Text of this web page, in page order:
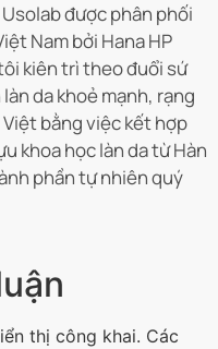
được phân phối
Nam bởi Hana HP
kiên trì theo đuổi sứ
da khoẻ mạnh, rạng
bằng việc kết hợp
khoa học làn da từ Hàn
phần tự nhiên quý
thị công khai. Các